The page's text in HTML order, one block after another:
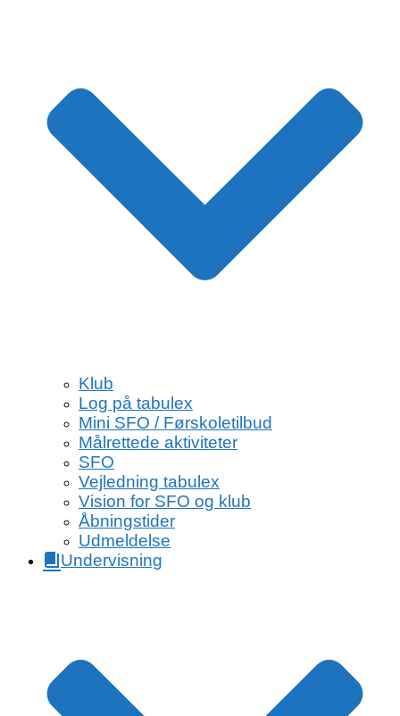
Klub
Log på tabulex
Mini SFO / Førskoletilbud
Målrettede aktiviteter
SFO
Vejledning tabulex
Vision for SFO og klub
Åbningstider
Udmeldelse
Undervisning